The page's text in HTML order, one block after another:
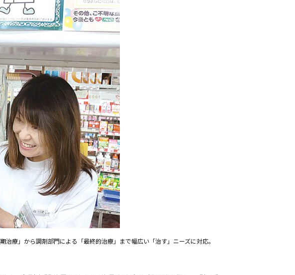
療」から調剤部門による「最終的治療」まで幅広い「治す」ニーズに対応。